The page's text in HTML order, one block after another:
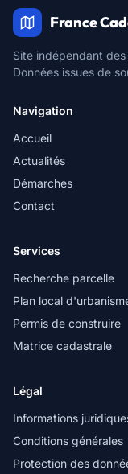
France
Site indépendant
Données issues de
Navigation
Accueil
Actualités
Démarches
Contact
Services
Recherche parcelle
Plan local
Permis de construire
Matrice cadastrale
Légal
Informations
Conditions générales
Protection des